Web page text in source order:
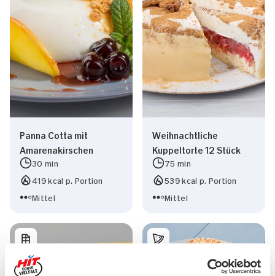
Panna Cotta mit
Amarenakirschen
30 min
419 kcal p. Portion
Mittel
Weihnachtliche
Kuppeltorte 12 Stück
75 min
539 kcal p. Portion
Mittel